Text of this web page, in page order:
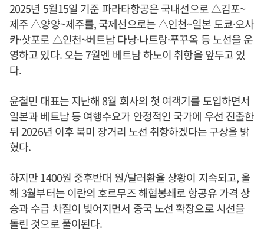
2025년 5월15일 기준 파라타항공은 국내선으로 △김포~
제주 △양양~제주를, 국제선으로는 △인천~일본 도쿄·오사
카·삿포로 △인천~베트남 다낭·나트랑·푸꾸옥 등 노선을 운
영하고 있다. 오는 7월엔 베트남 하노이 취항을 앞두고 있
다.
윤철민 대표는 지난해 8월 회사의 첫 여객기를 도입하면서
일본과 베트남 등 여행수요가 안정적인 국가에 우선 진출한
뒤 2026년 이후 북미 장거리 노선 취항하겠다는 구상을 밝
혔다.
하지만 1400원 중후반대 원/달러환율 상황이 지속되고, 올
해 3월부터는 이란의 호르무즈 해협봉쇄로 항공유 가격 상
승과 수급 차질이 빚어지면서 중국 노선 확장으로 시선을
돌린 것으로 풀이된다.